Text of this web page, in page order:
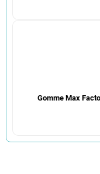
Gomme Max